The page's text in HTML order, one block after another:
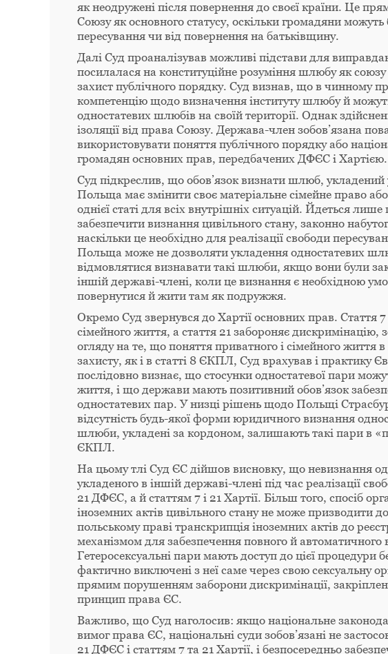
як неодружені після повернення до своєї країни. Це
Союзу як основного статусу, оскільки громадяни можуть
пересування чи від повернення на батьківщину.
Далі Суд проаналізував можливі підстави для
посилалася на конституційне розуміння шлюбу як союзу
захист публічного порядку. Суд визнав, що в чинному
компетенцію щодо визначення інституту шлюбу й
одностатевих шлюбів на своїй території. Однак
ізоляції від права Союзу. Держава-член зобов’язана
використовувати поняття публічного порядку або
громадян основних прав, передбачених ДФЄС і Хартією.
Суд підкреслив, що обов’язок визнати шлюб,
Польща має змінити своє матеріальне сімейне право
однієї статі для всіх внутрішніх ситуацій. Йдеться
забезпечити визнання цивільного стану, законно
наскільки це необхідно для реалізації свободи
Польща може не дозволяти укладення одностатевих
відмовлятися визнавати такі шлюби, якщо вони були
іншій державі-члені, коли це визнання є необхідною
повернутися й жити там як подружжя.
Окремо Суд звернувся до Хартії основних прав. Стаття
сімейного життя, а стаття 21 забороняє дискримінацію,
огляду на те, що поняття приватного і сімейного життя
захисту, як і в статті 8 ЄКПЛ, Суд врахував і практику
послідовно визнає, що стосунки одностатевої пари
життя, і що держави мають позитивний обов’язок
одностатевих пар. У низці рішень щодо Польщі
відсутність будь-якої форми юридичного визнання
шлюби, укладені за кордоном, залишають такі пари в
ЄКПЛ.
На цьому тлі Суд ЄС дійшов висновку, що невизнання
укладеного в іншій державі-члені під час реалізації
21 ДФЄС, а й статтям 7 і 21 Хартії. Більш того, спосіб
іноземних актів цивільного стану не може призводити
польському праві транскрипція іноземних актів до
механізмом для забезпечення повного й
Гетеросексуальні пари мають доступ до цієї процедури
фактично виключені з неї саме через свою сексуальну
прямим порушенням заборони дискримінації,
принцип права ЄС.
Важливо, що Суд наголосив: якщо національне
вимог права ЄС, національні суди зобов’язані не
21 ДФЄС і статтям 7 та 21 Хартії, і безпосередньо